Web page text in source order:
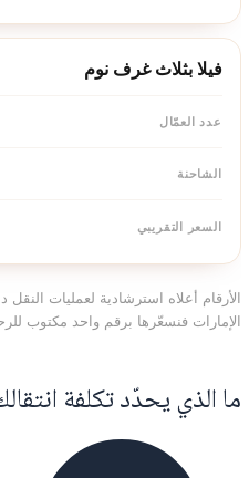
فيلا بثلاث غرف نوم
الأرقام أعلاه استرشادية لعمليات
الإمارات فنسعّرها برقم واحد مكتوب
ما الذي يحدّد تكلفة